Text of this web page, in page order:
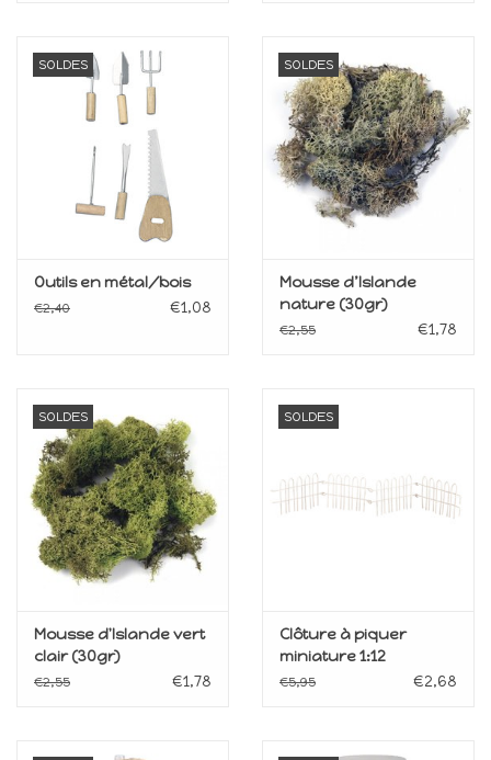
SOLDES
Outils en métal/bois
€2,40 €1,08
SOLDES
Mousse d’Islande
nature (30gr)
€2,55 €1,78
SOLDES
Mousse d'Islande vert
clair (30gr)
€2,55 €1,78
SOLDES
Clôture à piquer
miniature 1:12
€5,95 €2,68